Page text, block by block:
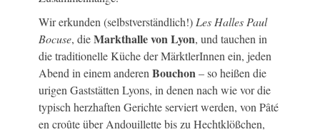
Wir erkunden (selbstverständlich!)Les Halles Paul
Bocuse, dieMarkthalle von Lyon, und tauchen in
die traditionelle Küche der MärktlerInnen ein, jeden
Abend in einem anderenBouchon– so heißen die
urigen Gaststätten Lyons, in denen nach wie vor die
typisch herzhaften Gerichte serviert werden, von Pâté
en croûte über Andouillette bis zu Hechtklößchen,